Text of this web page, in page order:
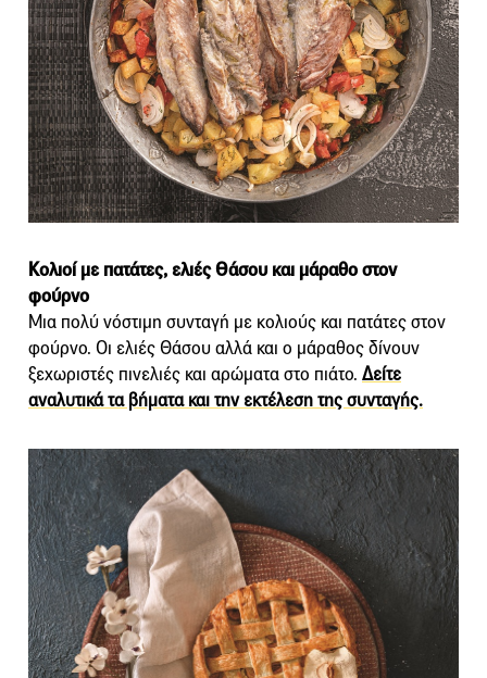
Κολιοί με πατάτες, ελιές Θάσου και μάραθο στον
φούρνο
Μια πολύ νόστιμη συνταγή με κολιούς και πατάτες στον
φούρνο. Οι ελιές Θάσου αλλά και ο μάραθος δίνουν
ξεχωριστές πινελιές και αρώματα στο πιάτο. Δείτε
αναλυτικά τα βήματα και την εκτέλεση της συνταγής.